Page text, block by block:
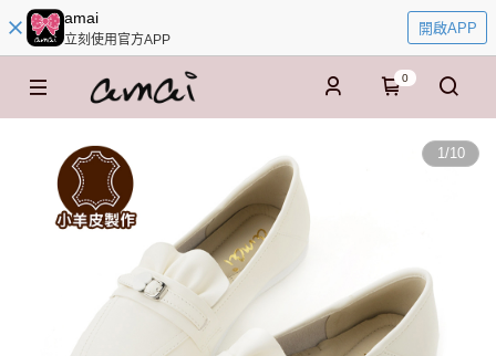
amai
立刻使用官方APP
開啟APP
0
1/10